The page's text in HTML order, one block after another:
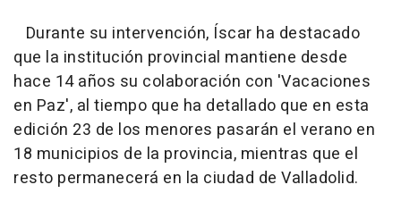
Durante su intervención, Íscar ha destacado
que la institución provincial mantiene desde
hace 14 años su colaboración con 'Vacaciones
en Paz', al tiempo que ha detallado que en esta
edición 23 de los menores pasarán el verano en
18 municipios de la provincia, mientras que el
resto permanecerá en la ciudad de Valladolid.